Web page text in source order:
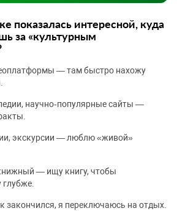
показалась интересной, куда
за «культурным
— там быстро нахожу
научно‑популярные сайты —
экскурсии — люблю «живой»
— ищу книгу, чтобы
глубже.
закончился, я переключаюсь на отдых.